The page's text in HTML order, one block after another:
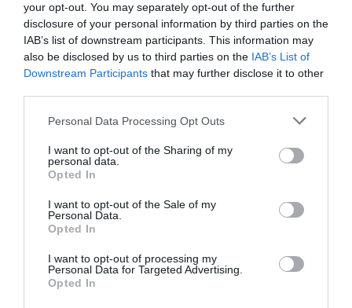
your opt-out. You may separately opt-out of the further
disclosure of your personal information by third parties on the
IAB’s list of downstream participants. This information may
also be disclosed by us to third parties on the IAB’s List of
Downstream Participants that may further disclose it to other
Please note that this website/app uses one or more Google
not limited to your visit or usage behaviour. You may click to
grant or deny consent to Google and its third-party tags to
use your data for below specified purposes in below Google
consent section.
Personal Data Processing Opt Outs
I want to opt-out of the Sharing of my
personal data.
Opted In
I want to opt-out of the Sale of my
Personal Data.
Opted In
I want to opt-out of processing my
Personal Data for Targeted Advertising.
Opted In
MAGYAR PÉTERÉK A MARGITSZIGETEN
TALÁLKOZNAK A TISZA AKTIV...
2026. augusztus 10| Mindenki ügye
ELEKTROMOS KERÉKPÁRJAIBAN
ELEKTROMOS ROLLERREL SZENVEDETT
SÚLYOS BALESETET EGY FÉRF...